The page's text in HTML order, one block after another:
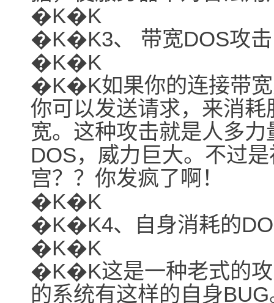
�K�K
�K�K3、 带宽DOS攻击
�K�K
�K�K如果你的连接带宽
你可以发送请求，来消
宽。这种攻击就是人多
DOS，威力巨大。不过
宫？？你发疯了啊！
�K�K
�K�K4、自身消耗的
�K�K
�K�K这是一种老式的攻
的系统有这样的自身